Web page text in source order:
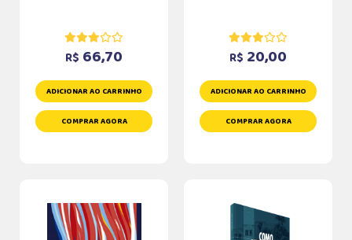
R$ 66,70
ADICIONAR AO CARRINHO
COMPRAR AGORA
R$ 20,00
ADICIONAR AO CARRINHO
COMPRAR AGORA